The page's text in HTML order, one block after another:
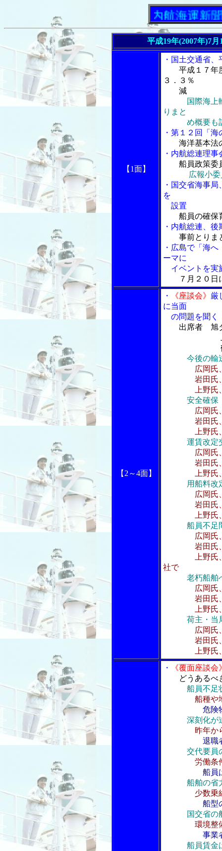
「内航海運新聞」ニュー
平成19年(2007年)7
【1面】
・国土交通省
平成１７年
３．３％
減
国際海上
りまと
め概要も
・第１２回「
海洋基本法
・内航総連理
船員政策委
広報小
・国交省海事
を
設置
船員の確保
・内航総連、
事前とりま
・広島で「海
ーマに
イベントを実
７月２０日
【2～4面】
・ 《座談会》 厳
に当面
の問題を聞く
出席者 旭
鶴見サン
今後の輸
広岡氏
岩田氏、燃
上野氏、荷
安全確保
広岡氏
岩田氏、輸
上野氏、乗
運賃改定
広岡氏
岩田氏、個
上野氏、長
用船料改
広岡氏
岩田氏、納
上野氏、船
船員不足
広岡氏
岩田氏、将
上野氏、オ
社で
老朽船舶
広岡氏
岩田氏、物
上野氏、ケ
荷主・当
広岡氏
岩田氏、安
上野氏、石
・
《覆面座談会
どうあるべ
船員不足
船種や
危険
深刻化が
昨年か
退職
交代要員
労働条
船員
船舶の省
少数乗
船型
国交省の
環境整
事業
船員賃金